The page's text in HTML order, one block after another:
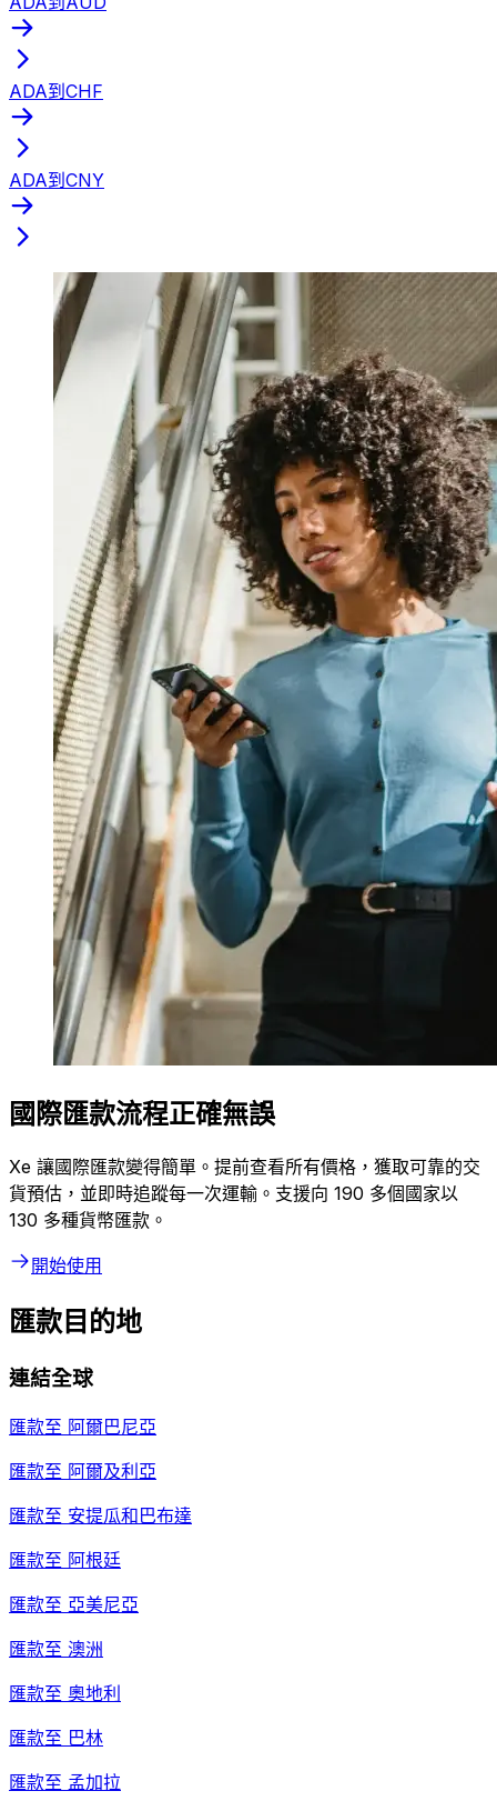
ADA到CHF
ADA到CNY
國際匯款流程正確無誤
Xe 讓國際匯款變得簡單。提前查看所有價格，獲取可靠的交
貨預估，並即時追蹤每一次運輸。支援向 190 多個國家以
130 多種貨幣匯款。
開始使用
匯款目的地
連結全球
匯款至 阿爾巴尼亞
匯款至 阿爾及利亞
匯款至 安提瓜和巴布達
匯款至 阿根廷
匯款至 亞美尼亞
匯款至 澳洲
匯款至 奧地利
匯款至 巴林
匯款至 孟加拉